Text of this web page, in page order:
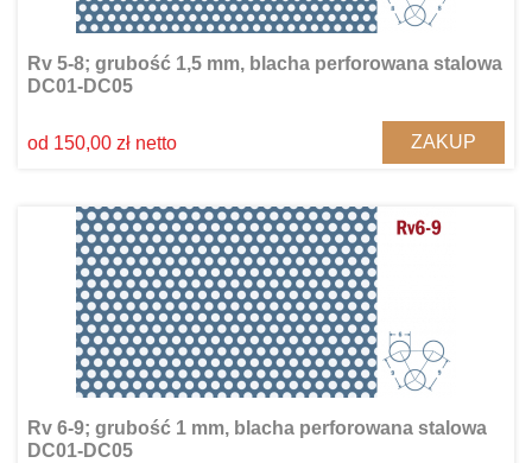
Rv 5-8; grubość 1,5 mm, blacha perforowana stalowa
DC01-DC05
od 150,00 zł netto ZAKUP
Rv 6-9; grubość 1 mm, blacha perforowana stalowa
DC01-DC05